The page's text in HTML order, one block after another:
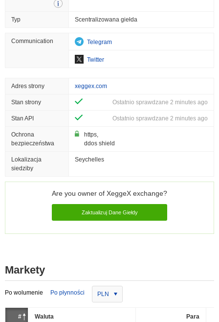
Typ Scentralizowana giełda
Communication Telegram
Twitter
Adres strony xeggex.com
Stan strony Ostatnio sprawdzane 2 minutes ago
Stan API Ostatnio sprawdzane 2 minutes ago
Ochrona
bezpieczeństwa
https,
ddos shield
Lokalizacja
siedziby
Seychelles
Are you owner of XeggeX exchange?
Zaktualizuj Dane Giełdy
Markety
Po wolumenie Po płynności PLN
# Waluta Para